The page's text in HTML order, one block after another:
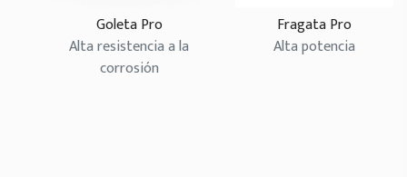
Goleta Pro
Alta resistencia a la
corrosión
Fragata Pro
Alta potencia